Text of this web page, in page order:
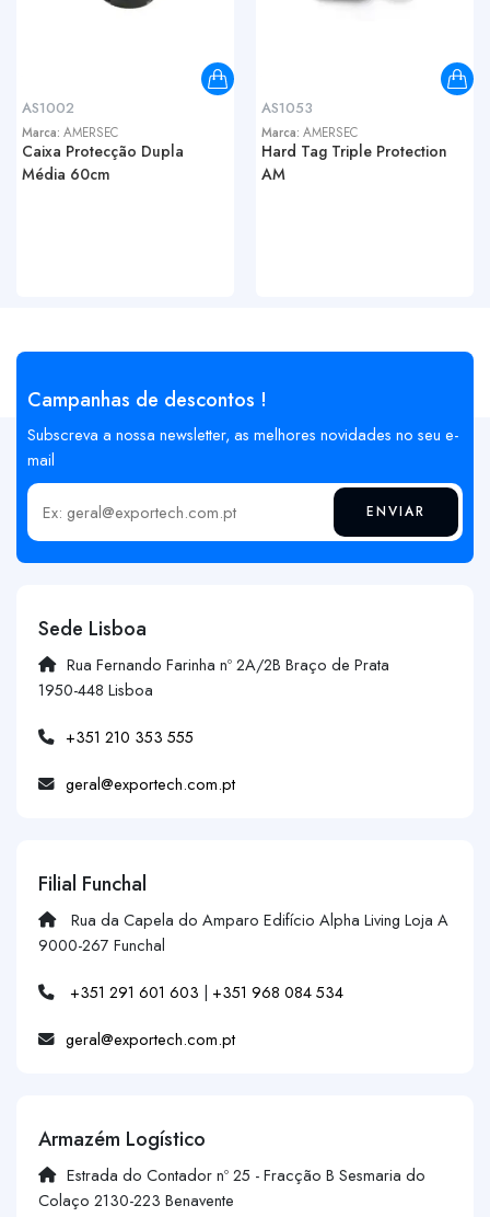
AS1002
Marca: AMERSEC
Caixa Protecção Dupla
Média 60cm
AS1053
Marca: AMERSEC
Hard Tag Triple Protection
AM
Campanhas de descontos !
Subscreva a nossa newsletter, as melhores novidades no seu e-
mail
Insira o seu email ENVIAR
Sede Lisboa
Rua Fernando Farinha nº 2A/2B Braço de Prata
1950-448 Lisboa
+351 210 353 555
geral@exportech.com.pt
Filial Funchal
Rua da Capela do Amparo Edifício Alpha Living Loja A
9000-267 Funchal
+351 291 601 603 | +351 968 084 534
geral@exportech.com.pt
Armazém Logístico
Estrada do Contador nº 25 - Fracção B Sesmaria do
Colaço 2130-223 Benavente